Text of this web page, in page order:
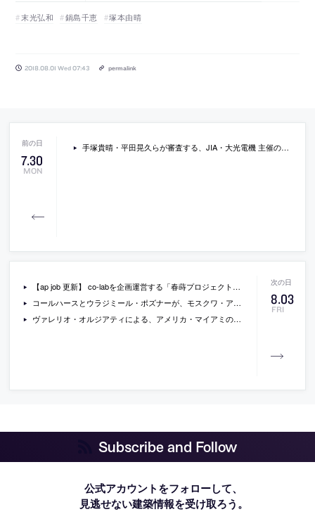
末光弘和 鍋島千恵 塚本由晴
2018.08.01 Wed 07:43 permalink
7.30
MON
手塚貴晴・平田晃久らが審査する、JIA・大光電機 主催の「あかりコンペ2018」が応募エントリーを受付中。学生含め広く応募可能。入賞作品は商品化される可能性も。
8.03
FRI
【ap job 更新】 co-labを企画運営する「春蒔プロジェクト株式会社」が、「アシスタント・ディレクター/プロジェクト・マネージャー」「コミュニティ・ファシリテーター/拠点責任者」を募集中
コールハースとウラジミール・ポズナーが、モスクワ・アーバン・フォーラムで行ったトークセッションの動画
ヴァレリオ・オルジアティによる、アメリカ・マイアミの、セリーヌの旗艦店の新しい写真
Subscribe and Follow
公式アカウントをフォローして、
見逃せない建築情報を受け取ろう。